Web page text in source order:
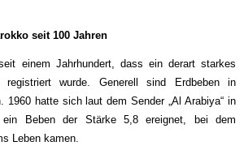
seit 100 Jahren
einem Jahrhundert, dass ein derart starkes
registriert wurde. Generell sind Erdbeben in
1960 hatte sich laut dem Sender „Al Arabiya“ in
Beben der Stärke 5,8 ereignet, bei dem
Leben kamen.